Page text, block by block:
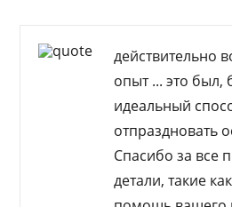
действительно
опыт... это был,
идеальный
отпраздновать
Спасибо за все
детали, такие